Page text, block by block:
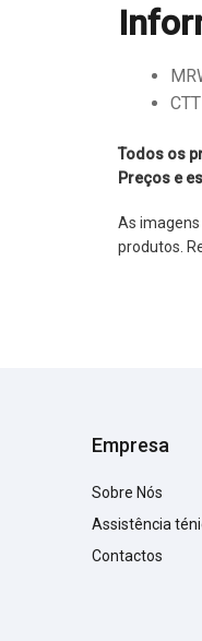
Todos os
Preços e
As
produtos.
Empresa
Sobre Nós
Assistência
Contactos